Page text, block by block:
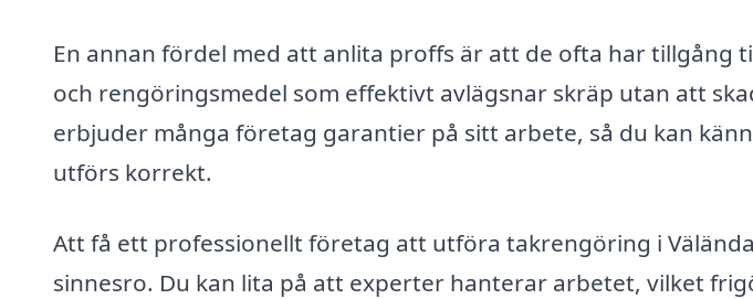
En annan fördel med att anlita proffs är att de ofta har tillgång
och rengöringsmedel som effektivt avlägsnar skräp utan att
erbjuder många företag garantier på sitt arbete, så du kan
utförs korrekt.
Att få ett professionellt företag att utföra takrengöring i
sinnesro. Du kan lita på att experter hanterar arbetet, vilket